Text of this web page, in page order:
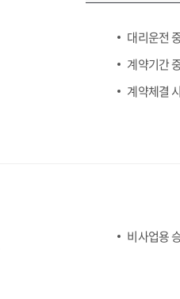
대리운전
계약기간
계약체결
비사업용